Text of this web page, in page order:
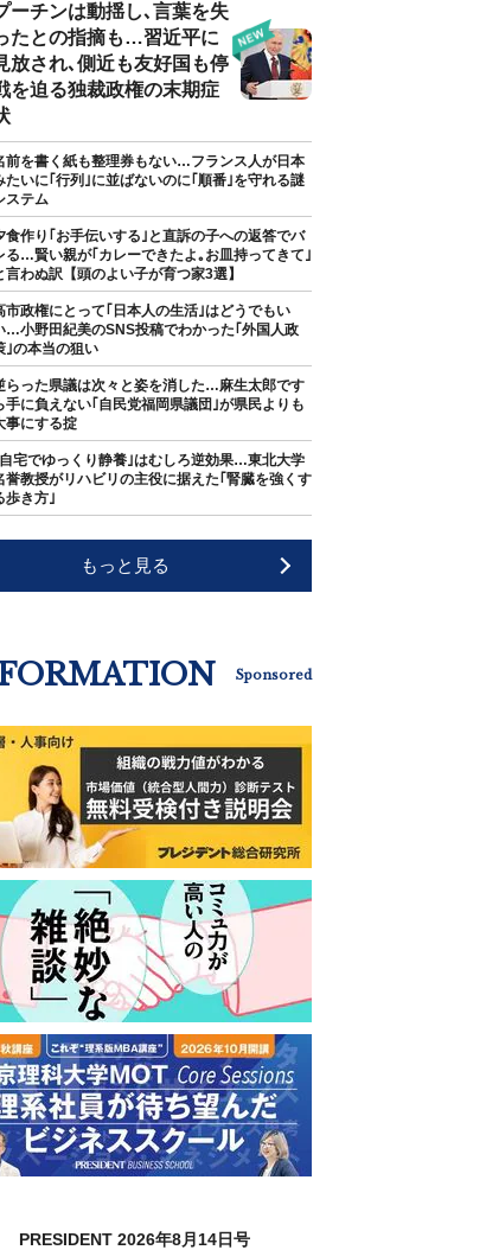
ーチンは動揺し､言葉を失
たとの指摘も…習近平に
放され､側近も友好国も停
を迫る独裁政権の末期症
前を書く紙も整理券もない…フランス人が日本
たいに｢行列｣に並ばないのに｢順番｣を守れる謎
ステム
食作り｢お手伝いする｣と直訴の子への返答でバ
る…賢い親が｢カレーできたよ｡お皿持ってきて｣
言わぬ訳【頭のよい子が育つ家3選】
市政権にとって｢日本人の生活｣はどうでもい
…小野田紀美のSNS投稿でわかった｢外国人政
｣の本当の狙い
らった県議は次々と姿を消した…麻生太郎です
手に負えない｢自民党福岡県議団｣が県民よりも
事にする掟
宅でゆっくり静養｣はむしろ逆効果…東北大学
誉教授がリハビリの主役に据えた｢腎臓を強くす
歩き方｣
もっと見る
Sponsored
PRESIDENT 2026年8月14日号